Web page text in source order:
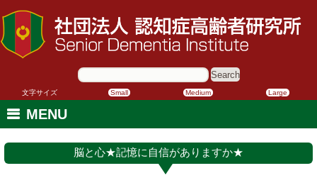
サ
イ
ト
文字サイズ Small Medium Large
MENU
脳と心★記憶に自信がありますか★